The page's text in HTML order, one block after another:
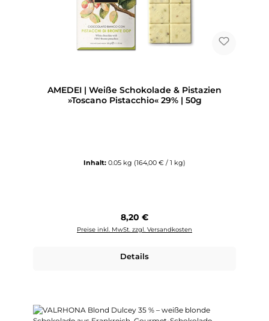
AMEDEI | Weiße Schokolade & Pistazien
»Toscano Pistacchio« 29% | 50g
Inhalt: 0.05 kg (164,00 € / 1 kg)
Regulärer Preis:
8,20 €
Preise inkl. MwSt. zzgl. Versandkosten
Details